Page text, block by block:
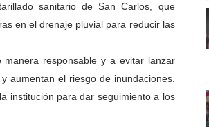
sanitario de San Carlos, que
en el drenaje pluvial para reducir las
responsable y a evitar lanzar
aumentan el riesgo de inundaciones.
institución para dar seguimiento a los